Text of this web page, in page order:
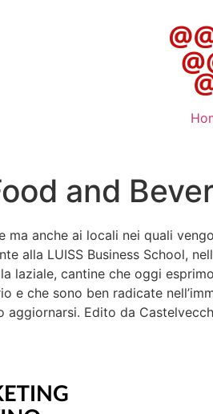
and
anche ai locali nei quali
alla LUISS Business School,
laziale, cantine che oggi
e che sono ben radicate
aggiornarsi. Edito da